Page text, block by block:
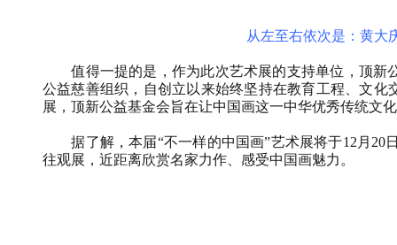
从左至右依次是：黄大
值得一提的是，作为此次艺术展的支持单位，顶新
公益慈善组织，自创立以来始终坚持在教育工程、文
展，顶新公益基金会旨在让中国画这一中华优秀传统文
据了解，本届“不一样的中国画”艺术展将于12 月 20
往观展，近距离欣赏名家力作、感受中国画魅力。